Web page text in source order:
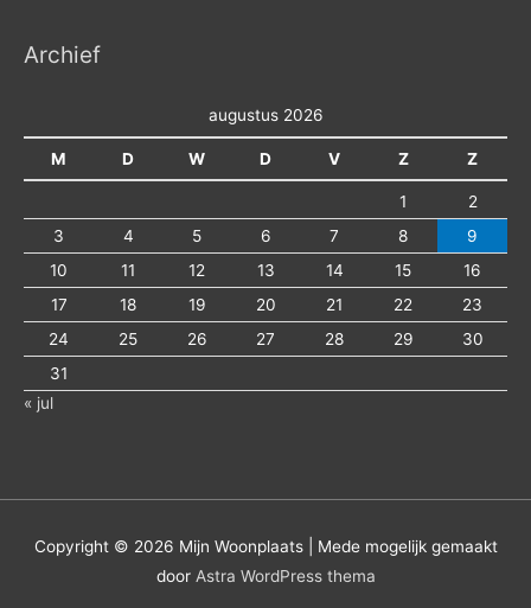
Archief
augustus 2026
M D W D V Z Z
1
2
3
4 5 6 7 8
9
10
11 12 13 14 15
16
17
18 19 20 21 22
23
24
25 26 27 28 29
30
31
« jul
Copyright © 2026 Mijn Woonplaats| Mede mogelijk gemaakt
door Astra WordPress thema